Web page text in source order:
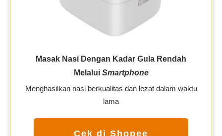
Masak Nasi Dengan Kadar Gula Rendah
Melalui Smartphone
Menghasilkan nasi berkualitas dan lezat dalam waktu
lama
Cek di Shopee